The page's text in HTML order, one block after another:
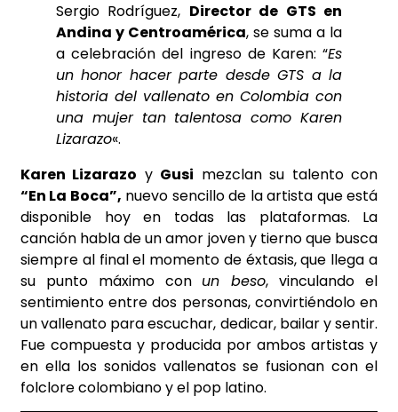
Sergio Rodríguez, Director de GTS en
Andina y Centroamérica, se suma a la
a celebración del ingreso de Karen: “Es
un honor hacer parte desde GTS a la
historia del vallenato en Colombia con
una mujer tan talentosa como Karen
Lizarazo«.
Karen Lizarazo y Gusi mezclan su talento con
“En La Boca”, nuevo sencillo de la artista que está
disponible hoy en todas las plataformas. La
canción habla de un amor joven y tierno que busca
siempre al final el momento de éxtasis, que llega a
su punto máximo con un beso, vinculando el
sentimiento entre dos personas, convirtiéndolo en
un vallenato para escuchar, dedicar, bailar y sentir.
Fue compuesta y producida por ambos artistas y
en ella los sonidos vallenatos se fusionan con el
folclore colombiano y el pop latino.